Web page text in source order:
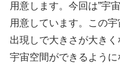
用意します。今回は”宇
用意しています。この
出現しで大きさが大き
宇宙空間ができるように